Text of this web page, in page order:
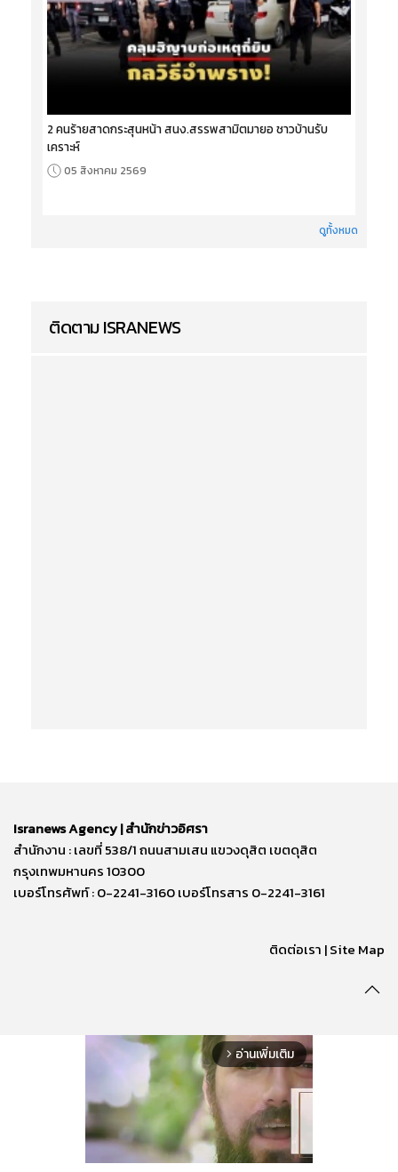
2 คนร้ายสาดกระสุนหน้า สนง.สรรพสามิตมายอ ชาวบ้านรับ
เคราะห์
05 สิงหาคม 2569
ดูทั้งหมด
ติดตาม ISRANEWS
Isranews Agency | สำนักข่าวอิศรา
สำนักงาน : เลขที่ 538/1 ถนนสามเสน แขวงดุสิต เขตดุสิต
กรุงเทพมหานคร 10300
เบอร์โทรศัพท์ : 0-2241-3160 เบอร์โทรสาร 0-2241-3161
ติดต่อเรา | Site Map
arrow_forward_ios อ่านเพิ่มเติม